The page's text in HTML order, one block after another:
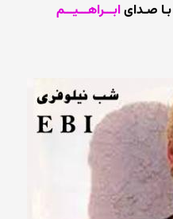
بـا صـدایابـــراهـــیـــم